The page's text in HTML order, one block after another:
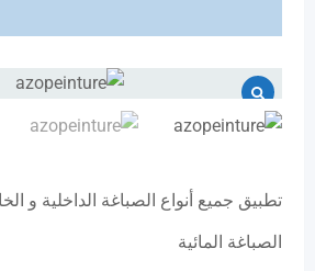
تطبيق جميع أنواع الصباغة الداخلية و
الصباغة المائية